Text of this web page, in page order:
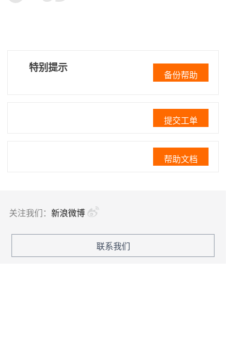
特别提示
备份帮助
提交工单
帮助文档